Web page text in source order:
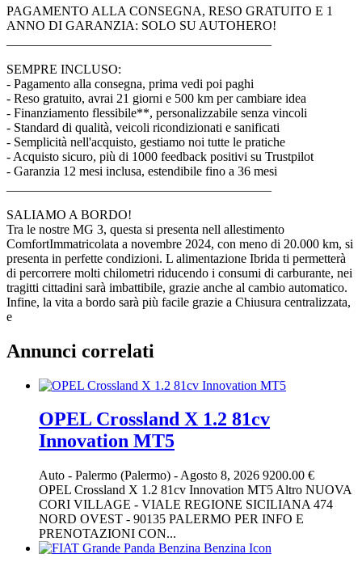
PAGAMENTO ALLA CONSEGNA, RESO GRATUITO E 1
ANNO DI GARANZIA: SOLO SU AUTOHERO!
SEMPRE INCLUSO:
- Pagamento alla consegna, prima vedi poi paghi
- Reso gratuito, avrai 21 giorni e 500 km per cambiare idea
- Finanziamento flessibile**, personalizzabile senza vincoli
- Standard di qualità, veicoli ricondizionati e sanificati
- Semplicità nell'acquisto, gestiamo noi tutte le pratiche
- Acquisto sicuro, più di 1000 feedback positivi su Trustpilot
- Garanzia 12 mesi inclusa, estendibile fino a 36 mesi
SALIAMO A BORDO!
Tra le nostre MG 3, questa si presenta nell allestimento
ComfortImmatricolata a novembre 2024, con meno di 20.000 km, si
presenta in perfette condizioni. L alimentazione Ibrida ti permetterà
di percorrere molti chilometri riducendo i consumi di carburante, nei
tragitti cittadini sarà imbattibile, grazie anche al cambio automatico.
Infine, la vita a bordo sarà più facile grazie a Chiusura centralizzata,
e
Annunci correlati
OPEL Crossland X 1.2 81cv
Innovation MT5
Auto - Palermo (Palermo) - Agosto 8, 2026 9200.00 €
OPEL Crossland X 1.2 81cv Innovation MT5 Altro NUOVA
CORI VILLAGE - VIALE REGIONE SICILIANA 474
NORD OVEST - 90135 PALERMO PER INFO E
PRENOTAZIONI CON...